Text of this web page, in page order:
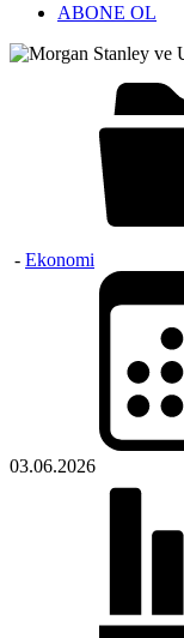
ABONE OL
- Ekonomi
03.06.2026